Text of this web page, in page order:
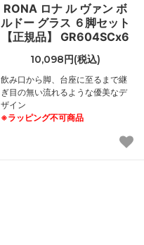
RONA ロナ ル ヴァン ボ
ルドー グラス ６脚セット
【正規品】 GR604SCx6
10,098円(税込)
飲み口から脚、台座に至るまで継
ぎ目の無い流れるような優美なデ
ザイン
※ラッピング不可商品